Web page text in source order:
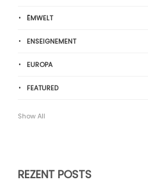
ËMWELT
ENSEIGNEMENT
EUROPA
FEATURED
Show All
REZENT POSTS